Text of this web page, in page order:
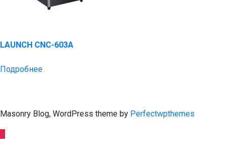
LAUNCH CNC-603A
Подробнее
Masonry Blog, WordPress theme by Perfectwpthemes